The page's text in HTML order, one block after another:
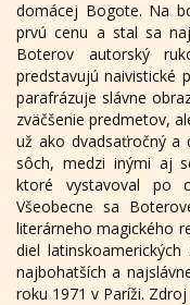
domácej Bogote. Na
prvú cenu a stal sa
Boterov autorský
predstavujú naivistické
parafrázuje slávne
zväčšenie predmetov,
už ako dvadsaťročný a
sôch, medzi inými aj
ktoré vystavoval po
Všeobecne sa
literárneho magického
diel
najbohatších a
roku 1971 v Paríži.